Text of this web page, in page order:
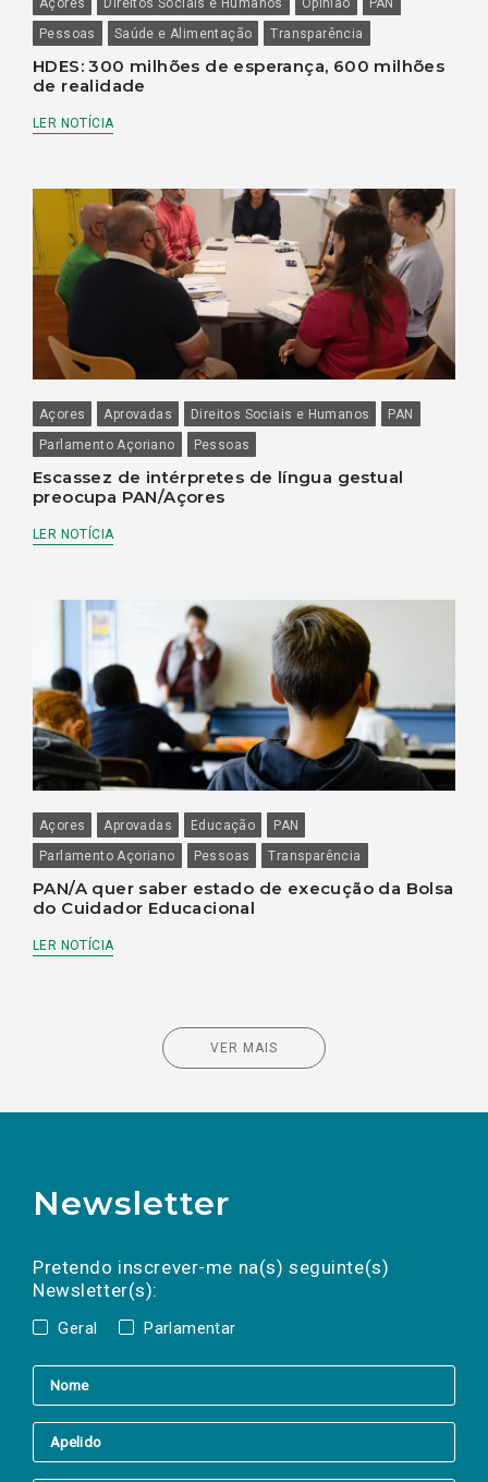
Açores Direitos Sociais e Humanos Opinião
PAN
Pessoas
Saúde e Alimentação Transparência
HDES: 300 milhões de esperança, 600 milhões
de realidade
LER NOTÍCIA
Açores Aprovadas Direitos Sociais e Humanos
PAN
Parlamento Açoriano
Pessoas
Escassez de intérpretes de língua gestual
preocupa PAN/Açores
LER NOTÍCIA
Açores Aprovadas Educação
PAN
Parlamento Açoriano
Pessoas Transparência
PAN/A quer saber estado de execução da Bolsa
do Cuidador Educacional
LER NOTÍCIA
VER MAIS
Newsletter
Pretendo inscrever-me na(s) seguinte(s)
Newsletter(s):
Geral Parlamentar
a(s) newsletter(s).
mail